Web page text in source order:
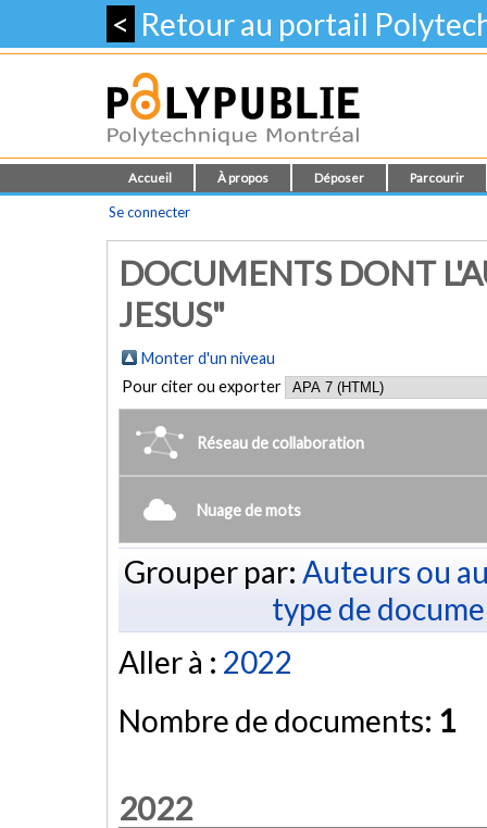
< Retour au portail
Accueil À propos Déposer Parcourir
Se connecter
DOCUMENTS DONT
JESUS"
Monter d'un niveau
Pour citer ou exporter
Réseau de collaboration
Nuage de mots
Grouper par: Auteurs ou
type de
Aller à : 2022
Nombre de documents: 1
2022